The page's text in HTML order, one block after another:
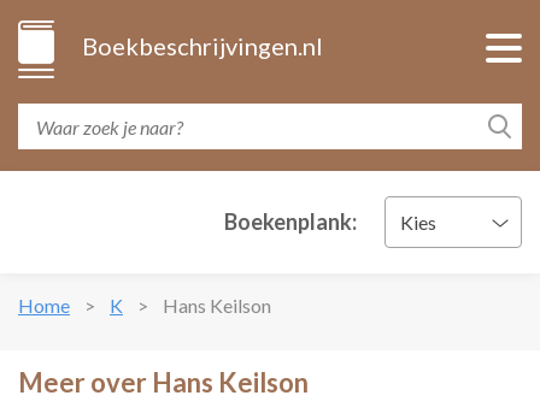
Boekbeschrijvingen.nl
Boekenplank: Kies
Home K Hans Keilson
Meer over Hans Keilson